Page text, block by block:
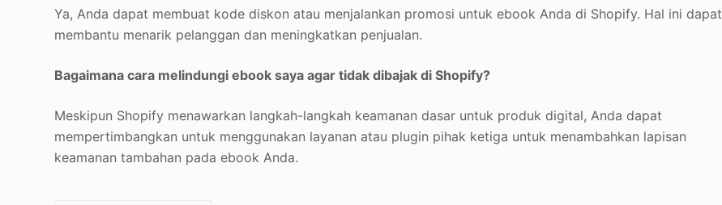
Ya, Anda dapat membuat kode diskon atau menjalankan promosi untuk ebook Anda di Shopify. Hal ini dapat
membantu menarik pelanggan dan meningkatkan penjualan.
Bagaimana cara melindungi ebook saya agar tidak dibajak di Shopify?
Meskipun Shopify menawarkan langkah-langkah keamanan dasar untuk produk digital, Anda dapat
mempertimbangkan untuk menggunakan layanan atau plugin pihak ketiga untuk menambahkan lapisan
keamanan tambahan pada ebook Anda.